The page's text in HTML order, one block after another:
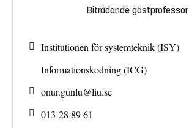
Biträdande gästprofessor
Institutionen för systemteknik (ISY)
Informationskodning (ICG)
onur.gunlu@liu.se
013-28 89 61